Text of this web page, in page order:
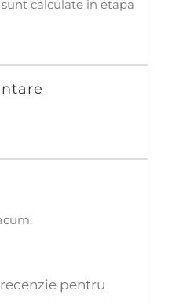
calculate in etapa
pentru